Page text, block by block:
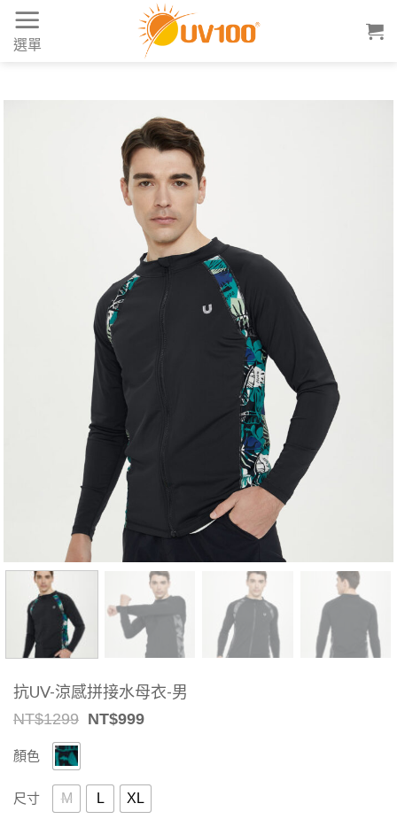
Skip
content
選單
抗UV-涼感拼接水母衣-男
NT$1299 Original
NT$999Current
顏色
尺寸 M L XL